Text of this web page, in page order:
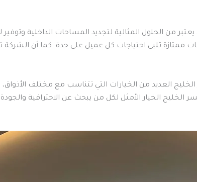
من الحلول المثالية لتجديد المساحات الداخلية
تلبي احتياجات كل عميل على حدة. كما أن الشركة
العديد من الخيارات التي تتناسب مع مختلف
الخيار الأمثل لكل من يبحث عن الاحترافية